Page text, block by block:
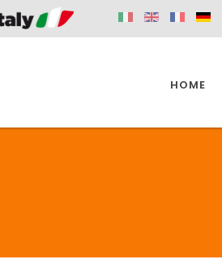
HOME
SPAZIO BADEZIMMER